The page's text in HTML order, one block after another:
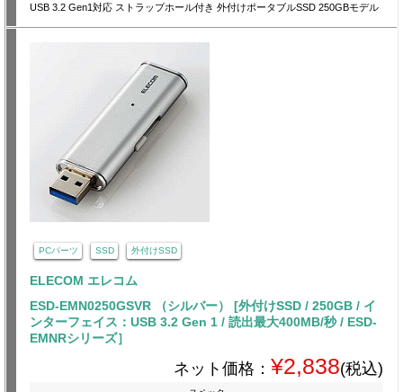
USB 3.2 Gen1対応 ストラップホール付き 外付けポータブルSSD 250GBモデル
PCパーツ SSD 外付けSSD
ELECOM エレコム
ESD-EMN0250GSVR （シルバー） [外付けSSD / 250GB / イ
ンターフェイス：USB 3.2 Gen 1 / 読出最大400MB/秒 / ESD-
EMNRシリーズ］
ネット価格： ¥2,838(税込)